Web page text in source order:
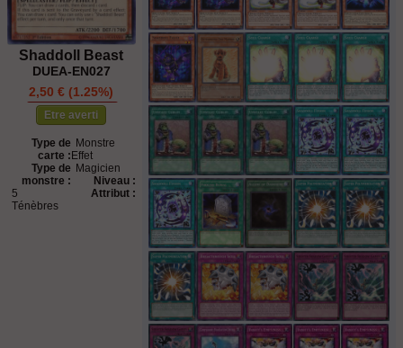
Shaddoll Beast
DUEA-EN027
2,50 € (1.25%)
STOCK ÉPUISÉ
Etre averti
Type de
carte :
Monstre
Effet
Type de
monstre :
Magicien
Niveau :
5
Attribut :
Ténèbres